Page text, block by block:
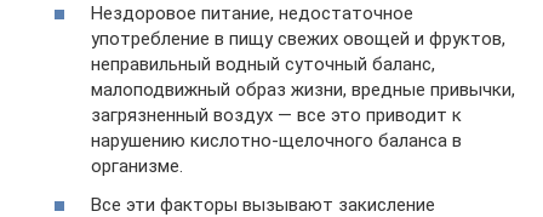
Нездоровое питание, недостаточное
употребление в пищу свежих овощей и фруктов,
неправильный водный суточный баланс,
малоподвижный образ жизни, вредные привычки,
загрязненный воздух — все это приводит к
нарушению кислотно-щелочного баланса в
организме.
Все эти факторы вызывают закисление